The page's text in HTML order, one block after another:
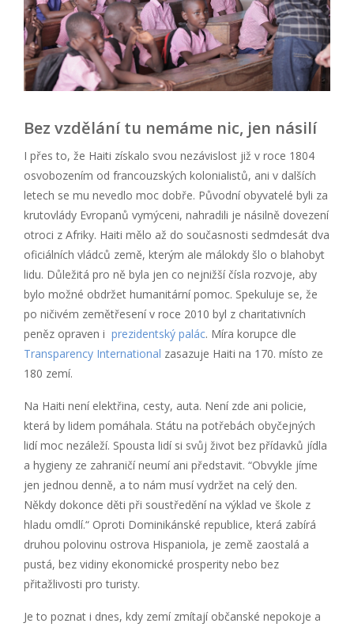
Bez vzdělání tu nemáme nic, jen násilí
I přes to, že Haiti získalo svou nezávislost již v roce 1804
osvobozením od francouzských kolonialistů, ani v dalších
letech se mu nevedlo moc dobře. Původní obyvatelé byli za
krutovlády Evropanů vymýceni, nahradili je násilně dovezení
otroci z Afriky. Haiti mělo až do současnosti sedmdesát dva
oficiálních vládců země, kterým ale málokdy šlo o blahobyt
lidu. Důležitá pro ně byla jen co nejnižší čísla rozvoje, aby
bylo možné obdržet humanitární pomoc. Spekuluje se, že
po ničivém zemětřesení v roce 2010 byl z charitativních
peněz opraven i prezidentský palác. Míra korupce dle
Transparency International zasazuje Haiti na 170. místo ze
180 zemí.
Na Haiti není elektřina, cesty, auta. Není zde ani policie,
která by lidem pomáhala. Státu na potřebách obyčejných
lidí moc nezáleží. Spousta lidí si svůj život bez přídavků jídla
a hygieny ze zahraničí neumí ani představit. “Obvykle jíme
jen jednou denně, a to nám musí vydržet na celý den.
Někdy dokonce děti při soustředění na výklad ve škole z
hladu omdlí.“ Oproti Dominikánské republice, která zabírá
druhou polovinu ostrova Hispaniola, je země zaostalá a
pustá, bez vidiny ekonomické prosperity nebo bez
přitažlivosti pro turisty.
Je to poznat i dnes, kdy zemí zmítají občanské nepokoje a